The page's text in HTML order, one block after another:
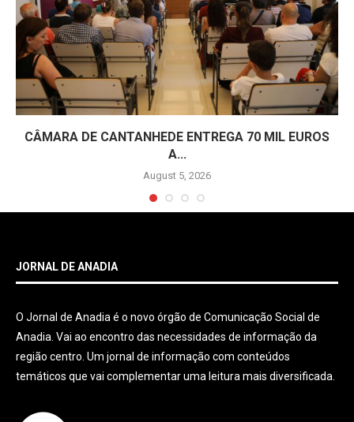
CÂMARA DE CANTANHEDE ENTREGA 70 MIL EUROS
A...
August 5, 2026
JORNAL DE ANADIA
O Jornal de Anadia é o novo órgão de Comunicação Social de
Anadia. Vai ao encontro das necessidades de informação da
região centro. Um jornal de informação com conteúdos
temáticos que vai complementar uma leitura mais diversificada.